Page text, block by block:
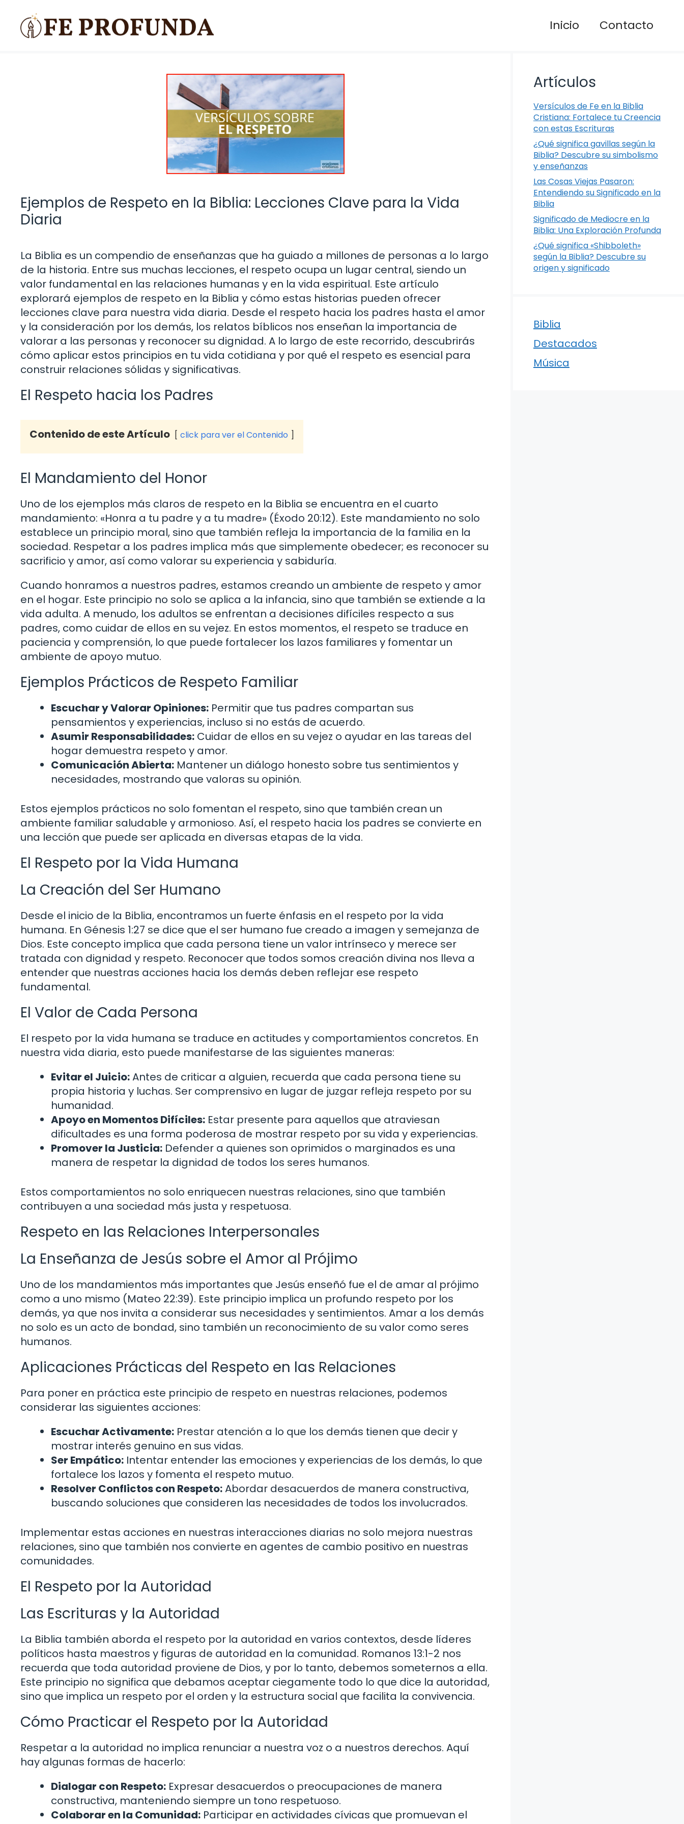
contenido
Inicio Contacto
Ejemplos de Respeto en la Biblia: Lecciones Clave para la Vida
Diaria
La Biblia es un compendio de enseñanzas que ha guiado a millones de personas a lo largo
de la historia. Entre sus muchas lecciones, el respeto ocupa un lugar central, siendo un
valor fundamental en las relaciones humanas y en la vida espiritual. Este artículo
explorará ejemplos de respeto en la Biblia y cómo estas historias pueden ofrecer
lecciones clave para nuestra vida diaria. Desde el respeto hacia los padres hasta el amor
y la consideración por los demás, los relatos bíblicos nos enseñan la importancia de
valorar a las personas y reconocer su dignidad. A lo largo de este recorrido, descubrirás
cómo aplicar estos principios en tu vida cotidiana y por qué el respeto es esencial para
construir relaciones sólidas y significativas.
El Respeto hacia los Padres
Contenido de este Artículo click para ver el Contenido
El Mandamiento del Honor
Uno de los ejemplos más claros de respeto en la Biblia se encuentra en el cuarto
mandamiento: «Honra a tu padre y a tu madre» (Éxodo 20:12). Este mandamiento no solo
establece un principio moral, sino que también refleja la importancia de la familia en la
sociedad. Respetar a los padres implica más que simplemente obedecer; es reconocer su
sacrificio y amor, así como valorar su experiencia y sabiduría.
Cuando honramos a nuestros padres, estamos creando un ambiente de respeto y amor
en el hogar. Este principio no solo se aplica a la infancia, sino que también se extiende a la
vida adulta. A menudo, los adultos se enfrentan a decisiones difíciles respecto a sus
padres, como cuidar de ellos en su vejez. En estos momentos, el respeto se traduce en
paciencia y comprensión, lo que puede fortalecer los lazos familiares y fomentar un
ambiente de apoyo mutuo.
Ejemplos Prácticos de Respeto Familiar
Escuchar y Valorar Opiniones: Permitir que tus padres compartan sus
pensamientos y experiencias, incluso si no estás de acuerdo.
Asumir Responsabilidades: Cuidar de ellos en su vejez o ayudar en las tareas del
hogar demuestra respeto y amor.
Comunicación Abierta: Mantener un diálogo honesto sobre tus sentimientos y
necesidades, mostrando que valoras su opinión.
Estos ejemplos prácticos no solo fomentan el respeto, sino que también crean un
ambiente familiar saludable y armonioso. Así, el respeto hacia los padres se convierte en
una lección que puede ser aplicada en diversas etapas de la vida.
El Respeto por la Vida Humana
La Creación del Ser Humano
Desde el inicio de la Biblia, encontramos un fuerte énfasis en el respeto por la vida
humana. En Génesis 1:27 se dice que el ser humano fue creado a imagen y semejanza de
Dios. Este concepto implica que cada persona tiene un valor intrínseco y merece ser
tratada con dignidad y respeto. Reconocer que todos somos creación divina nos lleva a
entender que nuestras acciones hacia los demás deben reflejar ese respeto
fundamental.
El Valor de Cada Persona
El respeto por la vida humana se traduce en actitudes y comportamientos concretos. En
nuestra vida diaria, esto puede manifestarse de las siguientes maneras:
Evitar el Juicio:Antes de criticar a alguien, recuerda que cada persona tiene su
propia historia y luchas. Ser comprensivo en lugar de juzgar refleja respeto por su
humanidad.
Apoyo en Momentos Difíciles: Estar presente para aquellos que atraviesan
dificultades es una forma poderosa de mostrar respeto por su vida y experiencias.
Promover la Justicia: Defender a quienes son oprimidos o marginados es una
manera de respetar la dignidad de todos los seres humanos.
Estos comportamientos no solo enriquecen nuestras relaciones, sino que también
contribuyen a una sociedad más justa y respetuosa.
Respeto en las Relaciones Interpersonales
La Enseñanza de Jesús sobre el Amor al Prójimo
Uno de los mandamientos más importantes que Jesús enseñó fue el de amar al prójimo
como a uno mismo (Mateo 22:39). Este principio implica un profundo respeto por los
demás, ya que nos invita a considerar sus necesidades y sentimientos. Amar a los demás
no solo es un acto de bondad, sino también un reconocimiento de su valor como seres
humanos.
Aplicaciones Prácticas del Respeto en las Relaciones
Para poner en práctica este principio de respeto en nuestras relaciones, podemos
considerar las siguientes acciones:
Escuchar Activamente: Prestar atención a lo que los demás tienen que decir y
mostrar interés genuino en sus vidas.
Ser Empático: Intentar entender las emociones y experiencias de los demás, lo que
fortalece los lazos y fomenta el respeto mutuo.
Resolver Conflictos con Respeto:Abordar desacuerdos de manera constructiva,
buscando soluciones que consideren las necesidades de todos los involucrados.
Implementar estas acciones en nuestras interacciones diarias no solo mejora nuestras
relaciones, sino que también nos convierte en agentes de cambio positivo en nuestras
comunidades.
El Respeto por la Autoridad
Las Escrituras y la Autoridad
La Biblia también aborda el respeto por la autoridad en varios contextos, desde líderes
políticos hasta maestros y figuras de autoridad en la comunidad. Romanos 13:1-2 nos
recuerda que toda autoridad proviene de Dios, y por lo tanto, debemos someternos a ella.
Este principio no significa que debamos aceptar ciegamente todo lo que dice la autoridad,
sino que implica un respeto por el orden y la estructura social que facilita la convivencia.
Cómo Practicar el Respeto por la Autoridad
Respetar a la autoridad no implica renunciar a nuestra voz o a nuestros derechos. Aquí
hay algunas formas de hacerlo:
Dialogar con Respeto: Expresar desacuerdos o preocupaciones de manera
constructiva, manteniendo siempre un tono respetuoso.
Colaborar en la Comunidad: Participar en actividades cívicas que promuevan el
Artículos
Versículos de Fe en la Biblia
Cristiana: Fortalece tu Creencia
con estas Escrituras
¿Qué significa gavillas según la
Biblia? Descubre su simbolismo
y enseñanzas
Las Cosas Viejas Pasaron:
Entendiendo su Significado en la
Biblia
Significado de Mediocre en la
Biblia: Una Exploración Profunda
¿Qué significa «Shibboleth»
según la Biblia? Descubre su
origen y significado
Biblia
Destacados
Música